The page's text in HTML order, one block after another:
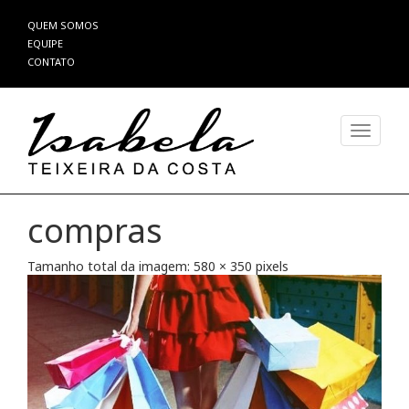
Pular
para
o
QUEM SOMOS
EQUIPE
CONTATO
compras
Tamanho total da imagem: 580 × 350 pixels